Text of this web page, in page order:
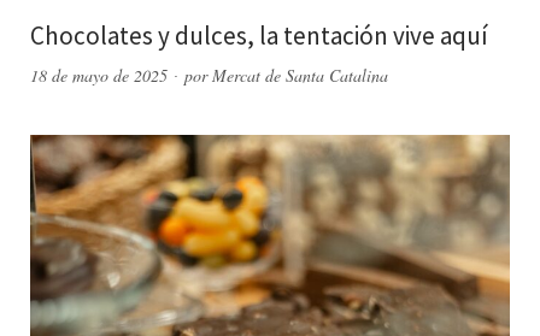
Chocolates y dulces, la tentación vive aquí
18 de mayo de 2025 porMercat de Santa Catalina